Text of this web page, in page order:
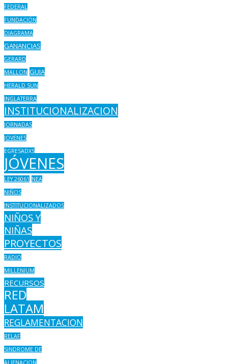
FEDERAL
FUNDACIÓN
DIAGRAMA
GANANCIAS
GERARD
MALLON GUIA
HERALD SUN
INGLATERRA
INSTITUCIONALIZACION
JORNADAS
JOVENES
EGRESADXS
JÓVENES
LEY 26061 NEA
NIÑOS
INSTITUCIONALIZADOS
NIÑOS Y
NIÑAS
PROYECTOS
RADIO
MILLENIUM
RECURSOS
RED
LATAM
REGLAMENTACION
RELAF
SINDROME DE
ALIENACION